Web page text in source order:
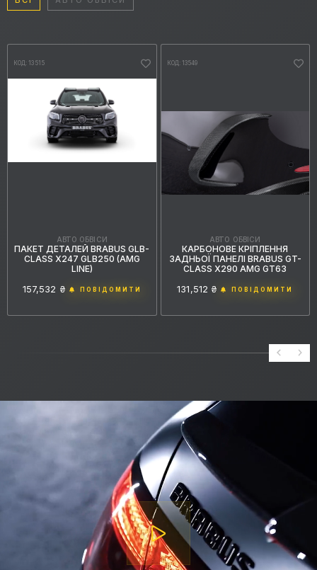
КОД: 13515
АВТО ОБВІСИ
ПАКЕТ ДЕТАЛЕЙ BRABUS GLB-
CLASS X247 GLB250 (AMG
LINE)
157,532 ₴ ПОВІДОМИТИ
КОД: 13549
АВТО ОБВІСИ
КАРБОНОВЕ КРІПЛЕННЯ
ЗАДНЬОЇ ПАНЕЛІ BRABUS GT-
CLASS X290 AMG GT63
131,512 ₴ ПОВІДОМИТИ